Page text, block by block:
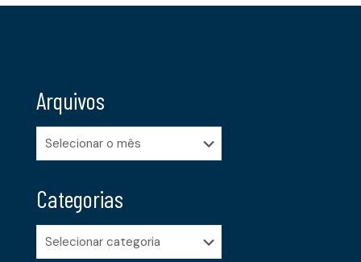
Arquivos
Arquivos
Categorias
Categorias